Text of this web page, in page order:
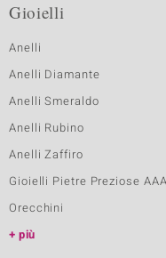
Gioielli
Anelli
Anelli Diamante
Anelli Smeraldo
Anelli Rubino
Anelli Zaffiro
Gioielli Pietre Preziose AAA
Orecchini
più